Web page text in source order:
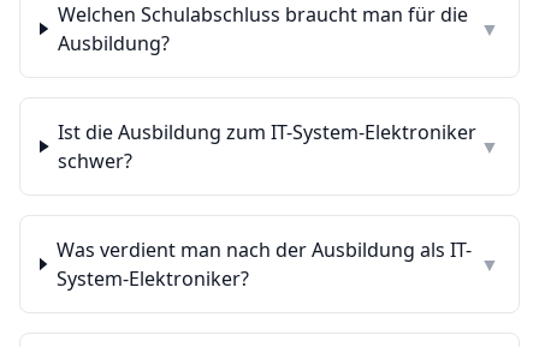
Welchen Schulabschluss braucht man für die
Ausbildung?
▼
Ist die Ausbildung zum IT-System-Elektroniker
schwer?
▼
Was verdient man nach der Ausbildung als IT-
System-Elektroniker?
▼